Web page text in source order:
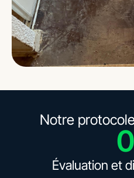
Notre
Évaluation et